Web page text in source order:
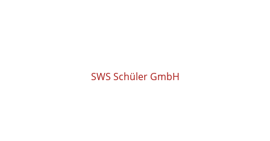
SWS Schüler GmbH